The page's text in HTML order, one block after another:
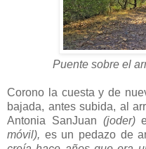
Puente sobre el
Corono la cuesta y de
bajada, antes subida, al
Antonia SanJuan (joder)
móvil), es un pedazo de